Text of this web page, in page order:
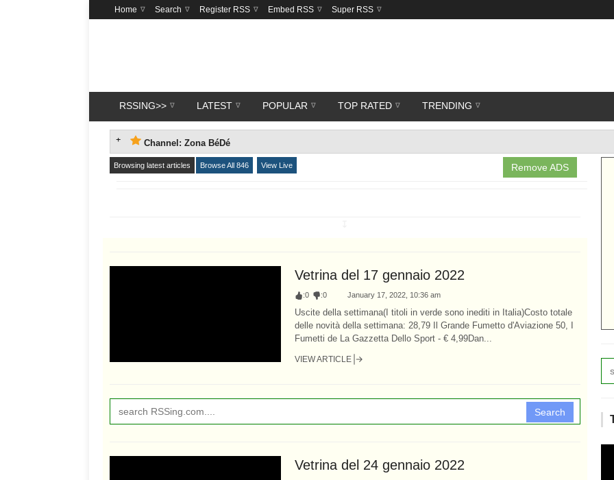
Home Search Register RSS Embed RSS Super RSS
RSSING>> LATEST POPULAR TOP RATED TRENDING
Channel: Zona BéDé
Remove ADS
Browsing latest articles Browse All 846 View Live
Vetrina del 17 gennaio 2022
:0 :0 January 17, 2022, 10:36 am
Uscite della settimana(I titoli in verde sono inediti in Italia)Costo totale
delle novità della settimana: 28,79 Il Grande Fumetto d'Aviazione 50, I
Fumetti de La Gazzetta Dello Sport - € 4,99Dan...
VIEW ARTICLE
Search
Vetrina del 24 gennaio 2022